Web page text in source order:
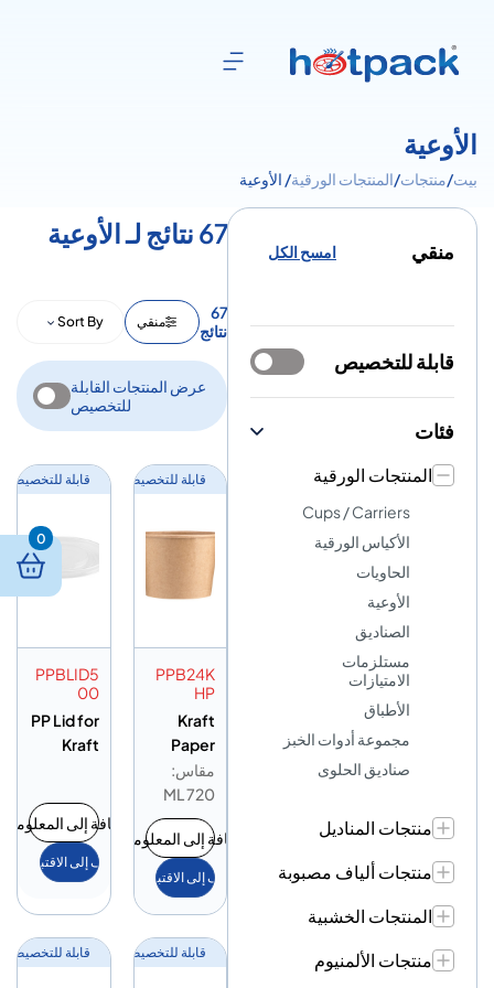
الأوعية
بيت/منتجات/المنتجات الورقية/ الأوعية
منقي امسح الكل
قابلة للتخصيص
فئات
المنتجات الورقية
Cups / Carriers
الأكياس الورقية
الحاويات
الأوعية
الصناديق
مستلزمات
الامتيازات
الأطباق
مجموعة أدوات الخبز
صناديق الحلوى
منتجات المناديل
منتجات ألياف مصبوبة
المنتجات الخشبية
منتجات الألمنيوم
67 نتائج لـ الأوعية
67
نتائج
منقي Sort By
عرض المنتجات القابلة
للتخصيص
قابلة للتخصيص
PPB24K
HP
Kraft
Paper
Pasta/So
up Bowl
24OZ
مقاس:
720 ML
إضافة إلى المعلومات
أضف إلى الاقتباس
قابلة للتخصيص
PPBLID5
00
PP Lid for
Kraft
إضافة إلى
أضف إلى الاقتباس
قابلة للتخصيص قابلة للتخصيص
0